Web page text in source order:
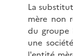
La
mère non
du groupe
une